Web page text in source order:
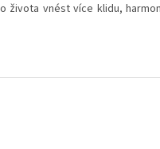
vnést více klidu,